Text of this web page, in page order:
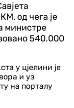
од чега је
министре
540.000
у цјелини је
и уз
на порталу